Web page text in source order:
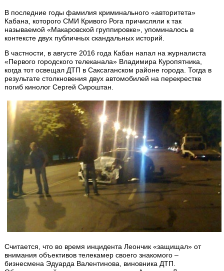
В последние годы фамилия криминального «авторитета»
Кабана, которого СМИ Кривого Рога причисляли к так
называемой «Макаровской группировке», упоминалось в
контексте двух публичных скандальных историй.
В частности, в августе 2016 года Кабан напал на журналиста
«Первого городского телеканала» Владимира Куропятника,
когда тот освещал ДТП в Саксаганском районе города. Тогда в
результате столкновения двух автомобилей на перекрестке
погиб кинолог Сергей Сироштан.
Считается, что во время инцидента Леончик «защищал» от
внимания объективов телекамер своего знакомого –
бизнесмена Эдуарда Валентинова, виновника ДТП.